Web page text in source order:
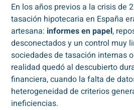
En los años previos a la crisis de
tasación hipotecaria en España
artesana: informes en papel,
desconectados y un control muy
sociedades de tasación internas
realidad quedó al descubierto
financiera, cuando la falta de
heterogeneidad de criterios
ineficiencias.